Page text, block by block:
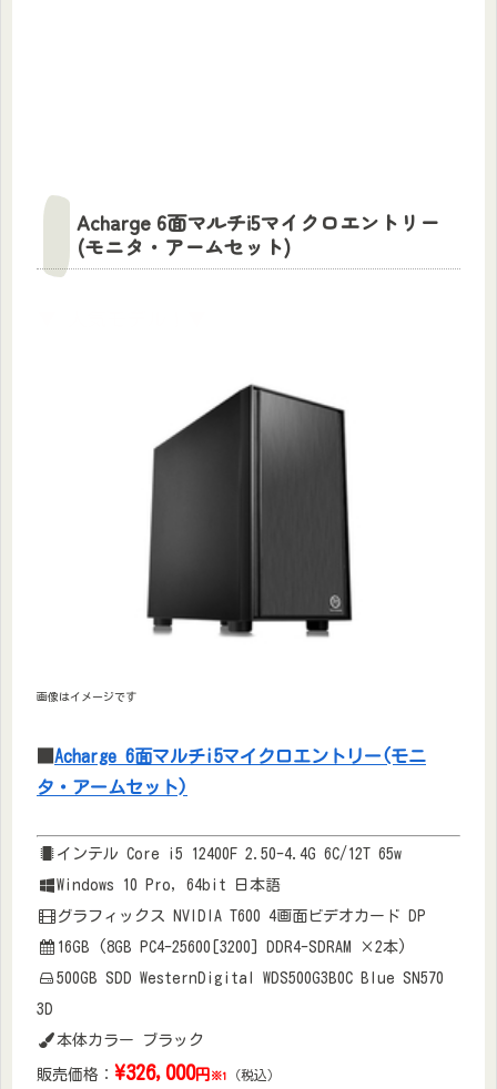
Acharge 6面マルチi5マイクロエントリー
(モニタ・アームセット)
画像はイメージです
Acharge 6面マルチi5マイクロエントリー(モニ
タ・アームセット)
インテル Core i5 12400F 2.50-4.4G 6C/12T 65w
Windows 10 Pro, 64bit 日本語
グラフィックス NVIDIA T600 4画面ビデオカード DP
16GB (8GB PC4-25600[3200] DDR4-SDRAM ×2本)
500GB SDD WesternDigital WDS500G3B0C Blue SN570
3D
本体カラー ブラック
販売価格： \326,000円 ※1 （税込）